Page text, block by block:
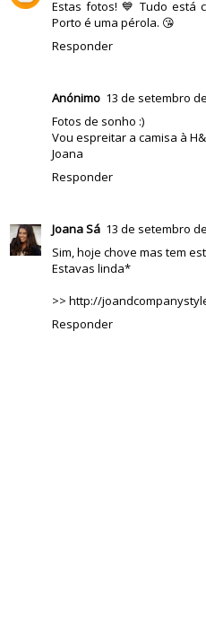
Estas fotos! 💙 Tudo está
Porto é uma pérola. 😘
Responder
Anónimo 13 de setembro
Fotos de sonho :)
Vou espreitar a camisa à
Joana
Responder
Joana Sá 13 de setembro
Sim, hoje chove mas tem
Estavas linda*
>> http://
Responder